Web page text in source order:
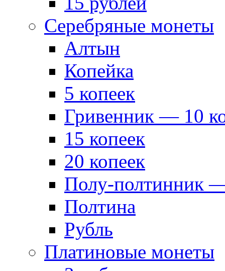
Серебряные монеты
Алтын
Копейка
5 копеек
Гривенник — 10
15 копеек
20 копеек
Полу-полтинник
Полтина
Рубль
Платиновые монеты